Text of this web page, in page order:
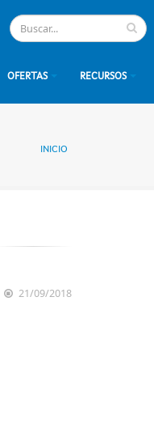
OFERTAS RECURSOS
INICIO
21/09/2018